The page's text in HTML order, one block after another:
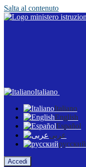
Salta al contenuto
Italiano
Italiano
English
Español
عربى
русский
Accedi